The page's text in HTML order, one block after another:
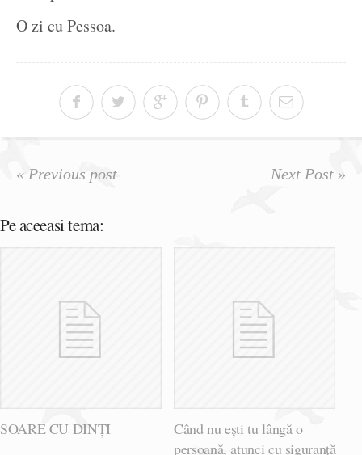
O zi cu Pessoa.
« Previous post Next Post »
Pe aceeasi tema:
SOARE CU DINȚI
Când nu ești tu lângă o
persoană, atunci cu siguranță